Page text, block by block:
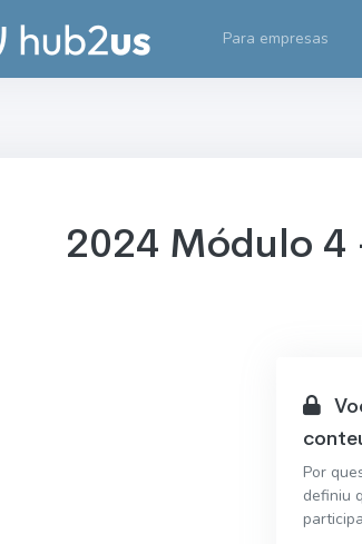
Para empresas
2024 Módulo 4
Por
definiu